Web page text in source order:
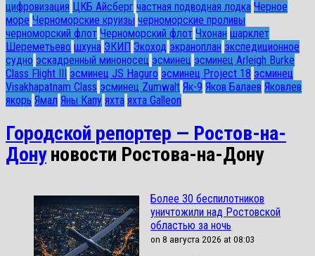
цифровизация ЦКБ Айсберг частная подводная лодка Черное
море Черноморские круизы черноморские проливы
черноморский флот Черноморский флот Чхонан шарклет
Шереметьево шхуна ЭКИП Экоход экраноплан экспедиционное
судно эскадренный миноносец эсминец эсминец Arleigh Burke
Class Flight III эсминец JS Haguro эсминец Project 18 эсминец
Visakhapatnam Class эсминец Zumwalt Як-9 Яков Балаев Яковлев
якорь Ямал Яны Капу яхта яхта Galleon
Городской репортер — Ростов-на-
Дону новости Ростова-на-Дону
Более 30 беспилотников
уничтожили над Ростовской
областью за ночь
on 8 августа 2026 at 08:03